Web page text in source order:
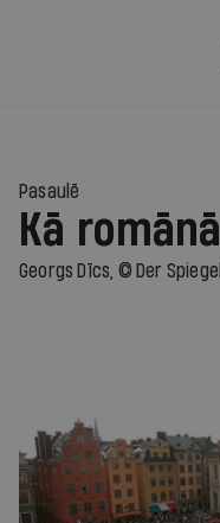
Pasaulē
Kā romānā
Georgs Dīcs, © Der Spiegel